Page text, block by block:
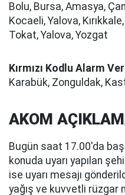
Bolu, Bursa, Amasya,
Kocaeli, Yalova,
Tokat, Yalova, Yozgat
Kırmızı Kodlu Alarm
Karabük, Zonguldak,
AKOM
Bugün saat 17.00'da
konuda uyarı yapılan
ise uyarı mesajı
yağış ve kuvvetli rüzgar